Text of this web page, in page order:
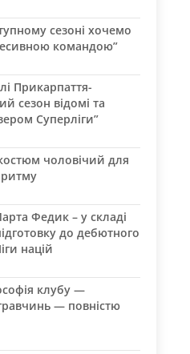
сезоні хочемо
командою”
Прикарпаття-
сезон відомі та
Суперліги”
чоловічий для
Федик – у складі
до дебютного
націй
клубу —
— повністю